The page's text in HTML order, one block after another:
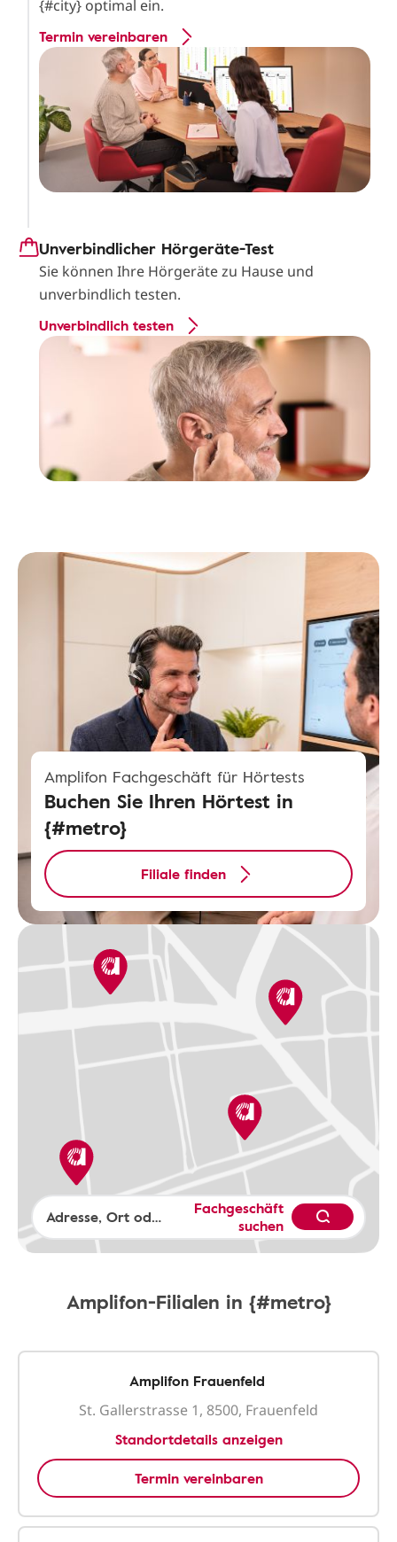
{#city} optimal ein.
Termin vereinbaren
Unverbindlicher Hörgeräte-Test
Sie können Ihre Hörgeräte zu Hause und
unverbindlich testen.
Unverbindlich testen
Amplifon Fachgeschäft für Hörtests
Buchen Sie Ihren Hörtest in
{#metro}
Filiale finden
Fachgeschäft
suchen
Amplifon-Filialen in {#metro}
Amplifon Frauenfeld
St. Gallerstrasse 1, 8500, Frauenfeld
Standortdetails anzeigen
Termin vereinbaren